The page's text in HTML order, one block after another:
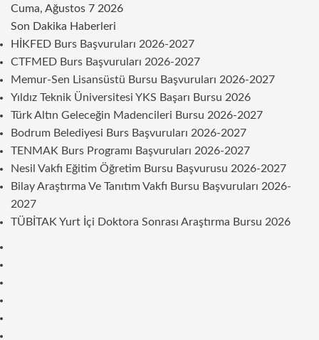
Cuma, Ağustos 7 2026
Son Dakika Haberleri
HİKFED Burs Başvuruları 2026-2027
CTFMED Burs Başvuruları 2026-2027
Memur-Sen Lisansüstü Bursu Başvuruları 2026-2027
Yıldız Teknik Üniversitesi YKS Başarı Bursu 2026
Türk Altın Geleceğin Madencileri Bursu 2026-2027
Bodrum Belediyesi Burs Başvuruları 2026-2027
TENMAK Burs Programı Başvuruları 2026-2027
Nesil Vakfı Eğitim Öğretim Bursu Başvurusu 2026-2027
Bilay Araştırma Ve Tanıtım Vakfı Bursu Başvuruları 2026-
2027
TÜBİTAK Yurt İçi Doktora Sonrası Araştırma Bursu 2026